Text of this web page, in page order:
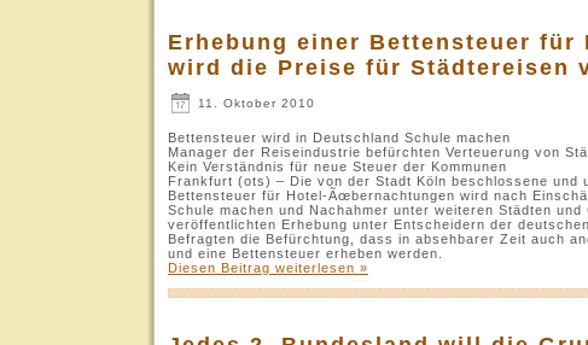
Erhebung einer Bettensteuer für
wird die Preise für Städtereisen
11. Oktober 2010
Bettensteuer wird in Deutschland Schule machen
Manager der Reiseindustrie befürchten Verteuerung von
Kein Verständnis für neue Steuer der Kommunen
Frankfurt (ots) – Die von der Stadt Köln beschlossene und
Bettensteuer für Hotel-Ãœbernachtungen wird nach
Schule machen und Nachahmer unter weiteren Städten
veröffentlichten Erhebung unter Entscheidern der
Befragten die Befürchtung, dass in absehbarer Zeit auch
und eine Bettensteuer erheben werden.
Diesen Beitrag weiterlesen »